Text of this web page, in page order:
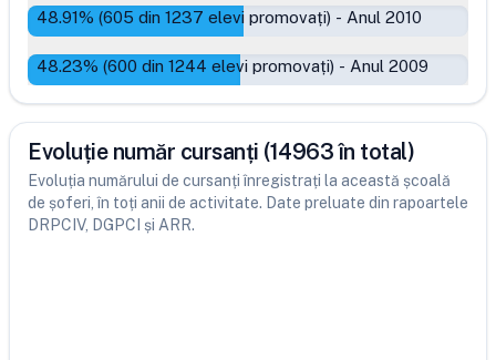
48.91% (605 din 1237 elevi promovați) - Anul 2010
48.23% (600 din 1244 elevi promovați) - Anul 2009
Evoluție număr cursanți (14963 în total)
Evoluția numărului de cursanți înregistrați la această școală
de șoferi, în toți anii de activitate. Date preluate din rapoartele
DRPCIV, DGPCI și ARR.